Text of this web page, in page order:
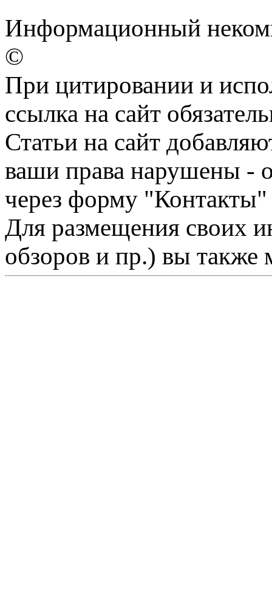
Информационный
©
При цитировании и
ссылка на сайт
Статьи на сайт
ваши права нарушены -
через форму "Контакты"
Для размещения своих
обзоров и пр.) вы также